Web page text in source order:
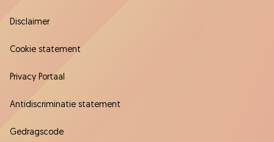
Disclaimer
Cookie statement
Privacy Portaal
Antidiscriminatie statement
Gedragscode